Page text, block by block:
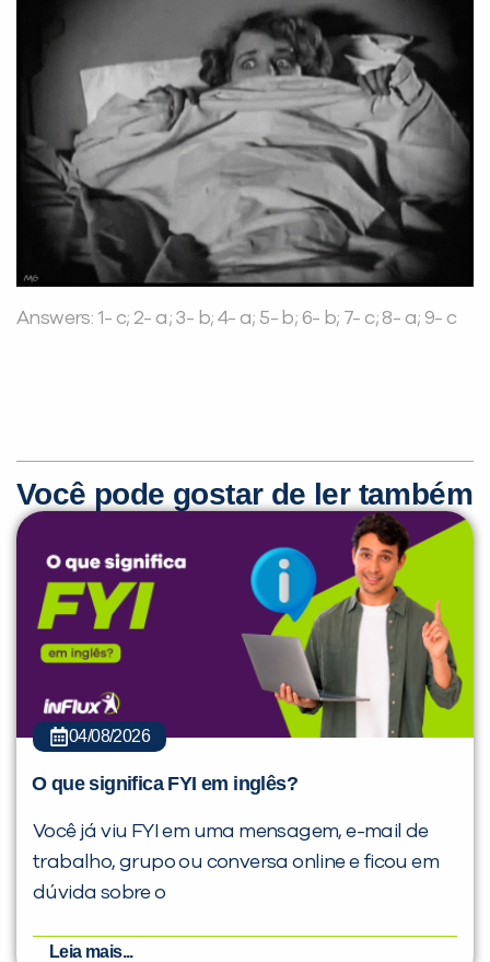
Answers: 1- c; 2- a; 3- b; 4- a; 5- b; 6- b; 7- c; 8- a; 9- c
Você pode gostar de ler também
04/08/2026
O que significa FYI em inglês?
Você já viu FYI em uma mensagem, e-mail de
trabalho, grupo ou conversa online e ficou em
dúvida sobre o
Leia mais...